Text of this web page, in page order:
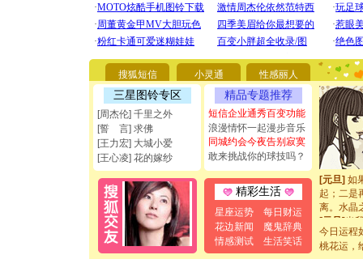
搜狐短信 小灵通 性感丽人
三星图铃专区
[周杰伦] 千里之外
[誓 言] 求佛
[王力宏] 大城小爱
[王心凌] 花的嫁纱
精品专题推荐
短信企业通秀百变功能
浪漫情怀一起漫步音乐
同城约会今夜告别寂寞
敢来挑战你的球技吗？
精彩生活
星座运势
每日财运
花边新闻
魔鬼辞典
情感测试
生活笑话
[圣诞节]
你太多
要平安
[圣诞节]
能正大
都要快乐
[圣诞节]
如意,快
[元旦]看
断电。爱
你是我专
[元旦]如
起；二是
离。水晶
[元旦]当
泣，这痛
卖了。水
今日运程
桃花运，